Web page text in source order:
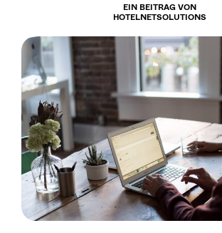
EIN BEITRAG VON
HOTELNETSOLUTIONS